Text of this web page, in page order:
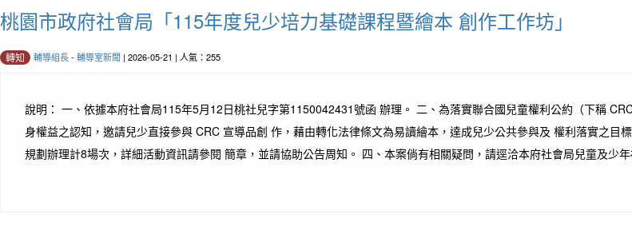
桃園市政府社會局「115年度兒少培力基礎課程暨繪本 創作工作坊」
轉知 輔導組長- 輔導室新聞 | 2026-05-21 | 人氣：255
說明： 一、依據本府社會局115年5月12日桃社兒字第1150042431號函 辦理。 二、為落實聯合國兒童權利公約（下稱
身權益之認知，邀請兒少直接參與 CRC 宣導品創 作，藉由轉化法律條文為易讀繪本，達成兒少公共參與及 權利落實之
規劃辦理計8場次，詳細活動資訊請參閱 簡章，並請協助公告周知。 四、本案倘有相關疑問，請逕洽本府社會局兒童及少